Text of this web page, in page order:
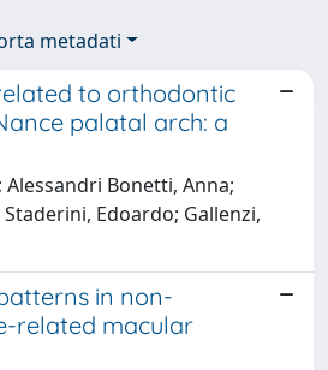
metadati
to orthodontic
palatal arch: a
Alessandri Bonetti, Anna;
Edoardo; Gallenzi,
in non-
related macular